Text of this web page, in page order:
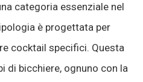
categoria essenziale nel
è progettata per
cocktail specifici. Questa
di bicchiere, ognuno con la